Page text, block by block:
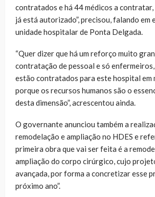
contratados e há 44 médicos a contratar,
já está autorizado”, precisou, falando em
unidade hospitalar de Ponta Delgada.
“Quer dizer que há um reforço muito
contratação de pessoal e só
estão contratados para este hospital em
porque os recursos humanos são o
desta dimensão”, acrescentou ainda.
O governante anunciou também a
remodelação e ampliação no HDES e
primeira obra que vai ser feita é a
ampliação do corpo cirúrgico, cujo
avançada, por forma a concretizar esse
próximo ano”.